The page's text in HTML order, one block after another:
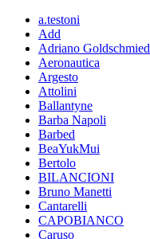
a.testoni
Add
Adriano Goldschmied
Aeronautica
Argesto
Attolini
Ballantyne
Barba Napoli
Barbed
BeaYukMui
Bertolo
BILANCIONI
Bruno Manetti
Cantarelli
CAPOBIANCO
Caruso